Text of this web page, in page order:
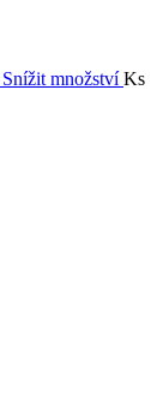
Snížit množstvíKs